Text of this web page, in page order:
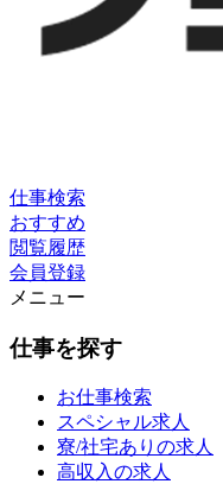
仕事検索
おすすめ
閲覧履歴
会員登録
メニュー
仕事を探す
お仕事検索
スペシャル求人
寮/社宅ありの求人
高収入の求人